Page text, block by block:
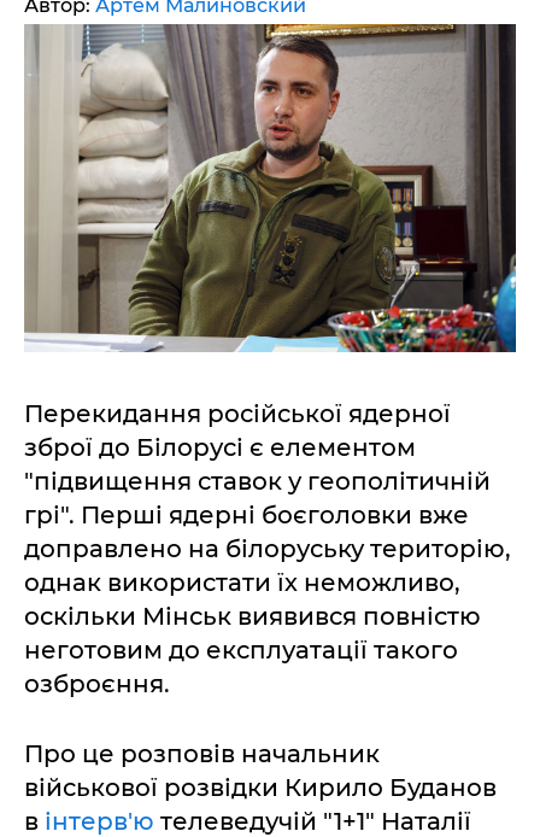
Автор: Артем Малиновский
Перекидання російської ядерної
зброї до Білорусі є елементом
"підвищення ставок у геополітичній
грі". Перші ядерні боєголовки вже
доправлено на білоруську територію,
однак використати їх неможливо,
оскільки Мінськ виявився повністю
неготовим до експлуатації такого
озброєння.
Про це розповів начальник
військової розвідки Кирило Буданов
в інтерв'ю телеведучій "1+1" Наталії